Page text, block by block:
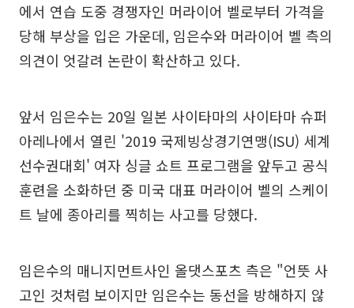
에서 연습 도중 경쟁자인 머라이어 벨로부터 가격을
당해 부상을 입은 가운데, 임은수와 머라이어 벨 측의
의견이 엇갈려 논란이 확산하고 있다.
앞서 임은수는 20일 일본 사이타마의 사이타마 슈퍼
아레나에서 열린 '2019 국제빙상경기연맹(ISU) 세계
선수권대회' 여자 싱글 쇼트 프로그램을 앞두고 공식
훈련을 소화하던 중 미국 대표 머라이어 벨의 스케이
트 날에 종아리를 찍히는 사고를 당했다.
임은수의 매니지먼트사인 올댓스포츠 측은 "언뜻 사
고인 것처럼 보이지만 임은수는 동선을 방해하지 않